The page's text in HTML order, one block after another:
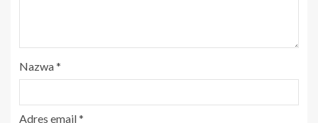
Nazwa*
Adres email*